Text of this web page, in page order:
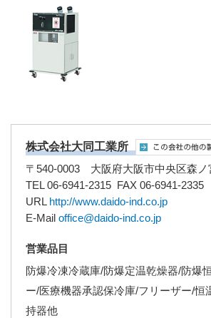
株式会社大同工業所
〒540-0003 大阪府大阪市中央区森ノ
TEL 06-6941-2315 FAX 06-6941-2335
URL http://www.daido-ind.co.jp
E-Mail office@daido-ind.co.jp
営業品目
防爆冷凍冷蔵庫/防爆定温乾燥器/防爆
ー/医療機器承認保冷庫/フリーザー/恒
持器他